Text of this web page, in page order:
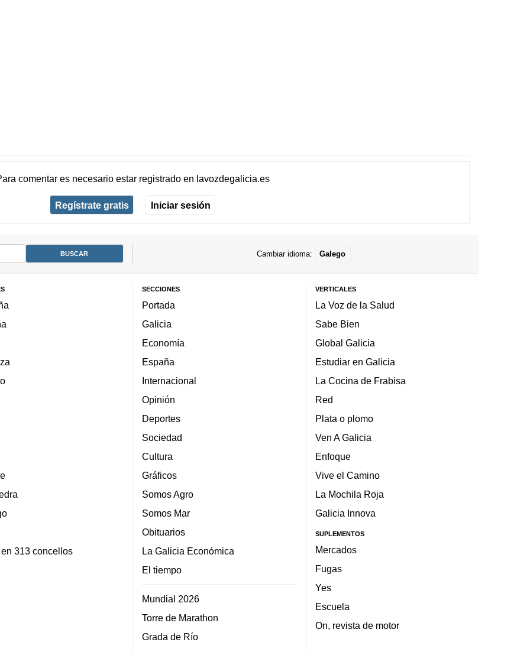
comentar es necesario estar registradoen lavozdegalicia.es
Regístrate gratis Iniciar sesión
Cambiar idioma: Galego
313 concellos
SECCIONES
Portada
Galicia
Economía
España
Internacional
Opinión
Deportes
Sociedad
Cultura
Gráficos
Somos Agro
Somos Mar
Obituarios
La Galicia Económica
El tiempo
Mundial 2026
Torre de Marathon
Grada de Río
VERTICALES
La Voz de la Salud
Sabe Bien
Global Galicia
Estudiar en Galicia
La Cocina de Frabisa
Red
Plata o plomo
Ven A Galicia
Enfoque
Vive el Camino
La Mochila Roja
Galicia Innova
SUPLEMENTOS
Mercados
Fugas
Yes
Escuela
On, revista de motor